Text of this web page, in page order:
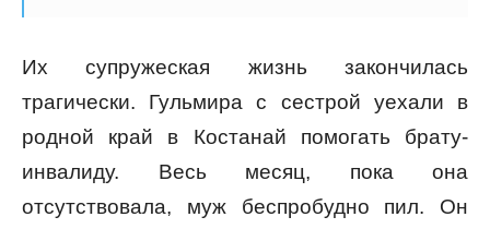
Их супружеская жизнь закончилась
трагически. Гульмира с сестрой уехали в
родной край в Костанай помогать брату-
инвалиду. Весь месяц, пока она
отсутствовала, муж беспробудно пил. Он